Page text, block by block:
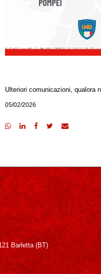
Ulteriori comunicazioni, qualora
05/02/2026
Barletta (BT)